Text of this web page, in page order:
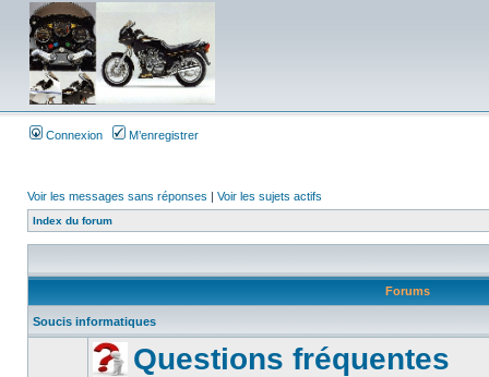
Connexion M’enregistrer
Voir les messages sans réponses | Voir les sujets actifs
Index du forum
Forums
Soucis informatiques
Questions fréquentes